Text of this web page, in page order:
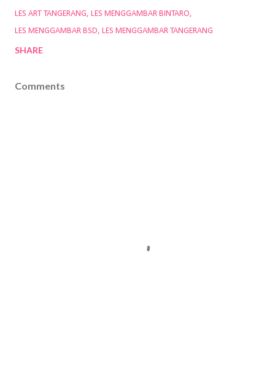
LES ART TANGERANG
LES MENGGAMBAR BINTARO
LES MENGGAMBAR BSD
LES MENGGAMBAR TANGERANG
SHARE
Comments